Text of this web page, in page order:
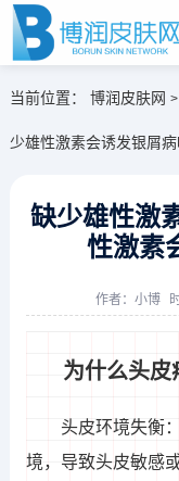
当前位置： 博润皮肤网 >
少雄性激素会诱发银屑
缺少雄性激
性激素
作者： 小博
为什么头皮
头皮环境失衡
境，导致头皮敏感